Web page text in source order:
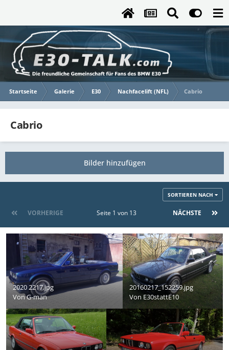
Startseite Galerie E30 Nachfacelift (NFL) Cabrio
Cabrio
Bilder hinzufügen
SORTIEREN NACH
VORHERIGE NÄCHSTE
Seite 1 von 13
2020 2217.jpg
VonG-man
20160217_152259.jpg
Von E30stattE10